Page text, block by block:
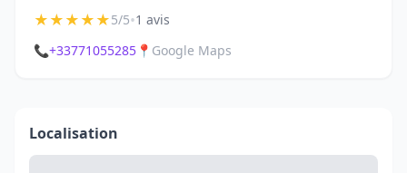
★★★★★5/5•1 avis
📞+33771055285 📍 Google Maps
Localisation